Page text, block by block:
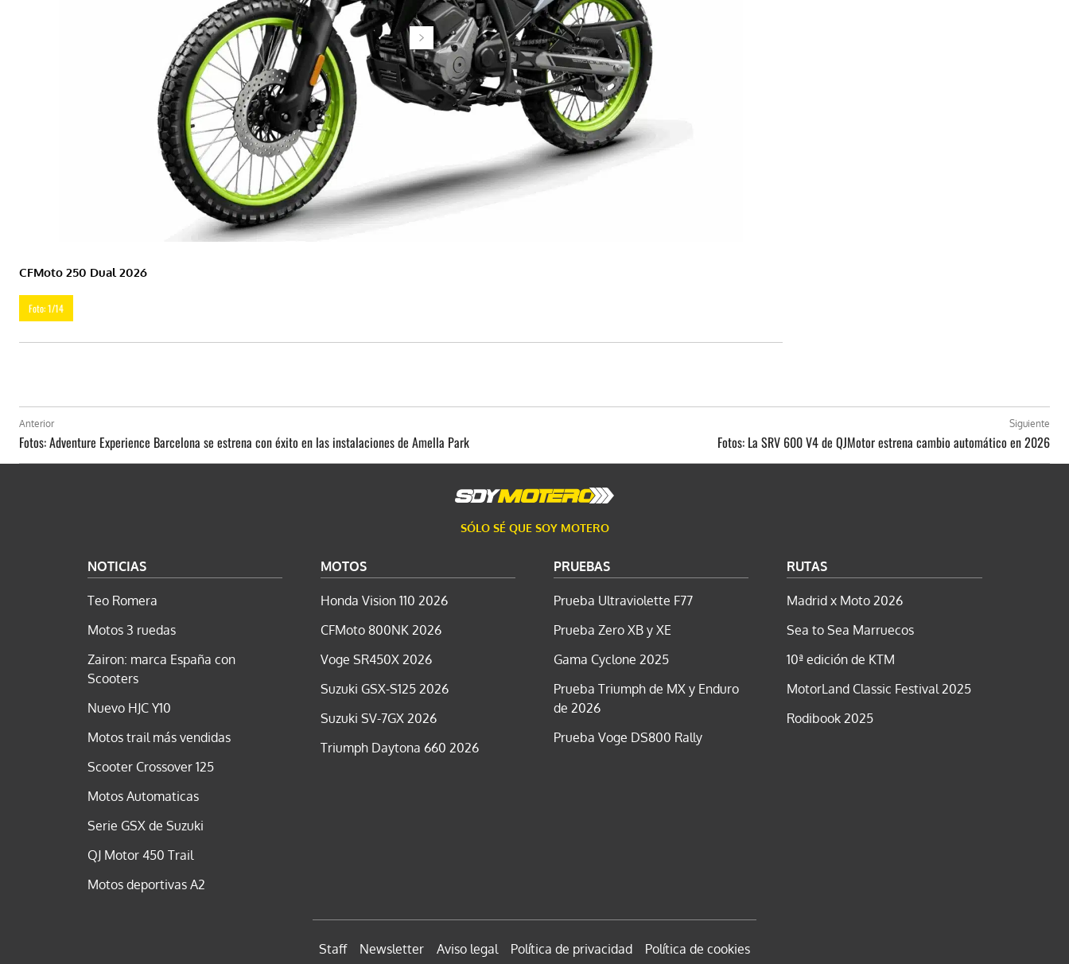
CFMoto 250 Dual 2026
Foto: 1/14
Anterior
Fotos: Adventure Experience Barcelona se estrena con éxito en las instalaciones de Amella Park
Siguiente
Fotos: La SRV 600 V4 de QJMotor estrena cambio automático en 2026
SÓLO SÉ QUE SOY MOTERO
NOTICIAS
Teo Romera
Motos 3 ruedas
Zairon: marca España con
Scooters
Nuevo HJC Y10
Motos trail más vendidas
Scooter Crossover 125
Motos Automaticas
Serie GSX de Suzuki
QJ Motor 450 Trail
Motos deportivas A2
MOTOS
Honda Vision 110 2026
CFMoto 800NK 2026
Voge SR450X 2026
Suzuki GSX-S125 2026
Suzuki SV-7GX 2026
Triumph Daytona 660 2026
PRUEBAS
Prueba Ultraviolette F77
Prueba Zero XB y XE
Gama Cyclone 2025
Prueba Triumph de MX y Enduro
de 2026
Prueba Voge DS800 Rally
RUTAS
Madrid x Moto 2026
Sea to Sea Marruecos
10ª edición de KTM
MotorLand Classic Festival 2025
Rodibook 2025
Staff Newsletter Aviso legal Política de privacidad Política de cookies